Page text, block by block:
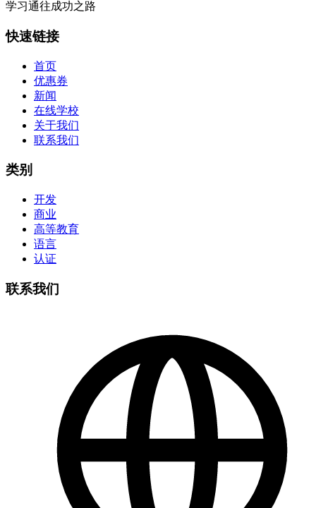
学习通往成功之路
快速链接
首页
优惠券
新闻
在线学校
关于我们
联系我们
类别
开发
商业
高等教育
语言
认证
联系我们